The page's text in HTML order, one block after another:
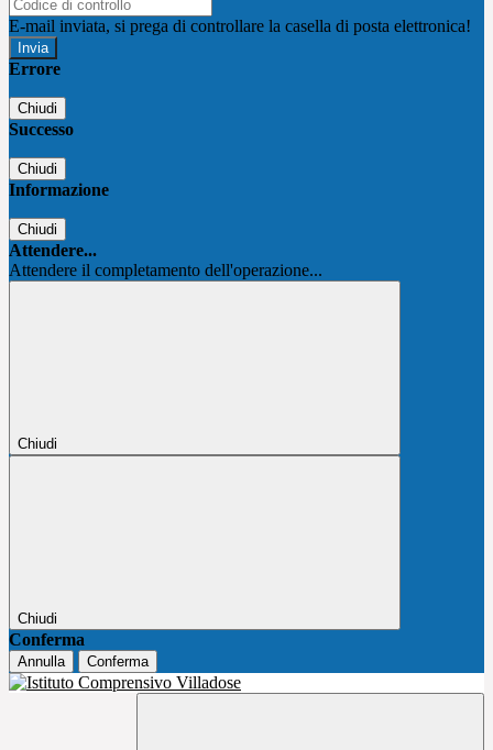
E-mail inviata, si prega di controllare la casella di posta elettronica!
Errore
Chiudi
Successo
Chiudi
Informazione
Chiudi
Attendere...
Attendere il completamento dell'operazione...
Chiudi
Chiudi
Conferma
Annulla Conferma